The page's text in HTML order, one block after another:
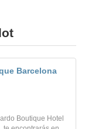
Barcelona
Boutique Hotel